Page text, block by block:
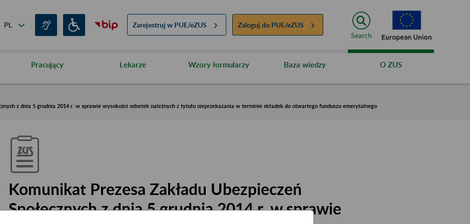
Zarejestruj w PUE/eZUS Zaloguj do PUE/eZUS
Search
Pracujący Lekarze Wzory formularzy Baza wiedzy O ZUS
z dnia 5 grudnia 2014 r. w sprawie wysokości odsetek należnych z tytułu nieprzekazania w terminie składek do otwartego funduszu emerytalnego
Komunikat Prezesa Zakładu Ubezpieczeń
Społecznych z dnia 5 grudnia 2014 r. w sprawie